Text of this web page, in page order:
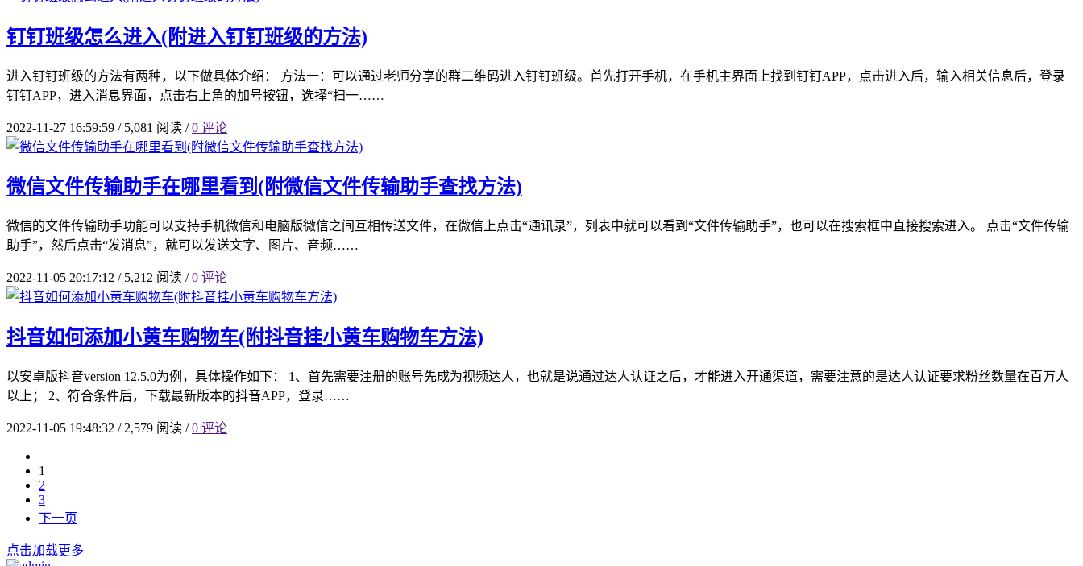
钉钉班级怎么进入(附进入钉钉班级的方法)
进入钉钉班级的方法有两种，以下做具体介绍： 方法一：可以通过老师分享的群二维码进入钉钉班级。首先打开手机，在手机主界面上找到钉钉APP，点击进入后，输入相关信息后，登录
钉钉APP，进入消息界面，点击右上角的加号按钮，选择“扫一……
2022-11-27 16:59:59 /5,081 阅读 / 0 评论
微信文件传输助手在哪里看到(附微信文件传输助手查找方法)
微信的文件传输助手功能可以支持手机微信和电脑版微信之间互相传送文件，在微信上点击“通讯录”，列表中就可以看到“文件传输助手”，也可以在搜索框中直接搜索进入。 点击“文件传输
助手”，然后点击“发消息”，就可以发送文字、图片、音频……
2022-11-05 20:17:12 /5,212 阅读 / 0 评论
抖音如何添加小黄车购物车(附抖音挂小黄车购物车方法)
以安卓版抖音version 12.5.0为例，具体操作如下： 1、首先需要注册的账号先成为视频达人，也就是说通过达人认证之后，才能进入开通渠道，需要注意的是达人认证要求粉丝数量在百万人
以上； 2、符合条件后，下载最新版本的抖音APP，登录……
2022-11-05 19:48:32 /2,579 阅读 / 0 评论
1
2
3
下一页
点击加载更多